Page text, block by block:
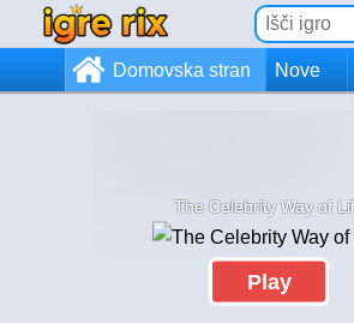
Domovska stran Nove
The Celebrity Way of
Play